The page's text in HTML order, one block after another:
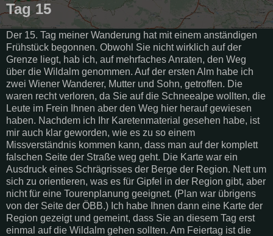
Tag 15
Der 15. Tag meiner Wanderung hat mit einem anständigen
Frühstück begonnen. Obwohl Sie nicht wirklich auf der
Grenze liegt, hab ich, auf mehrfaches Anraten, den Weg
über die Wildalm genommen. Auf der ersten Alm habe ich
zwei Wiener Wanderer, Mutter und Sohn, getroffen. Die
waren recht verloren, da Sie auf die Schneealpe wollten, die
Leute im Frein Ihnen aber den Weg hier herauf gewiesen
haben. Nachdem ich Ihr Karetenmaterial gesehen habe, ist
mir auch klar geworden, wie es zu so einem
Missverständnis kommen kann, dass man auf der komplett
falschen Seite der Straße weg geht. Die Karte war ein
Ausdruck eines Schrägrisses der Berge der Region. Nett um
sich zu orientieren, was es für Gipfel in der Region gibt, aber
nicht für eine Tourenplanung geeignet. (Plan war übrigens
von der Seite der ÖBB.) Ich habe Ihnen dann eine Karte der
Region gezeigt und gemeint, dass Sie an diesem Tag erst
einmal auf die Wildalm gehen sollten. Am Feiertag ist die